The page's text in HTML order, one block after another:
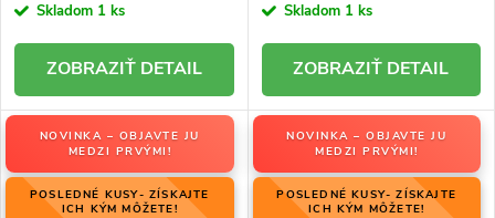
Skladom 1 ks
DETAIL
Skladom 1 ks
DETAIL
NOVINKA – OBJAVTE JU
MEDZI PRVÝMI!
POSLEDNÉ KUSY- ZÍSKAJTE
ICH KÝM MÔŽETE!
NOVINKA – OBJAVTE JU
MEDZI PRVÝMI!
POSLEDNÉ KUSY- ZÍSKAJTE
ICH KÝM MÔŽETE!